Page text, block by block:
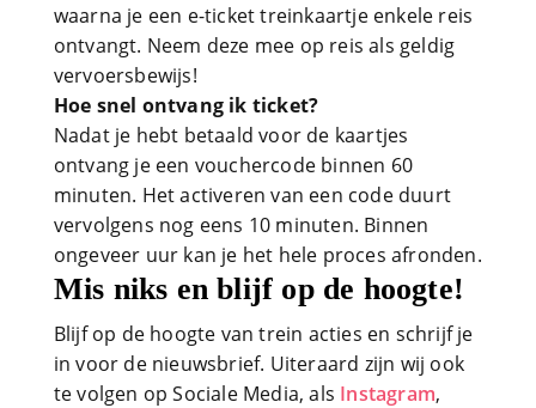
waarna je een e-ticket treinkaartje enkele reis
ontvangt. Neem deze mee op reis als geldig
vervoersbewijs!
Hoe snel ontvang ik ticket?
Nadat je hebt betaald voor de kaartjes
ontvang je een vouchercode binnen 60
minuten. Het activeren van een code duurt
vervolgens nog eens 10 minuten. Binnen
ongeveer uur kan je het hele proces afronden.
Mis niks en blijf op de hoogte!
Blijf op de hoogte van trein acties en schrijf je
in voor de nieuwsbrief. Uiteraard zijn wij ook
te volgen op Sociale Media, als Instagram,